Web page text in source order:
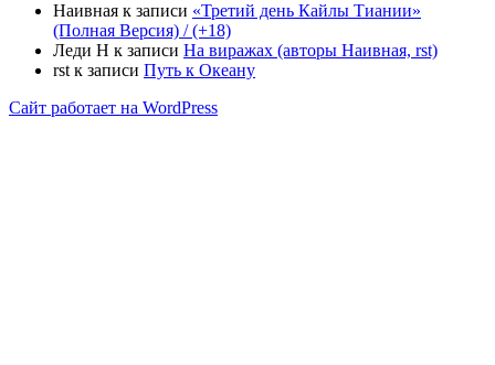
Наивная к записи «Третий день Кайлы Тиании»
(Полная Версия) / (+18)
Леди Н к записи На виражах (авторы Наивная, rst)
rst к записи Путь к Океану
Сайт работает на WordPress